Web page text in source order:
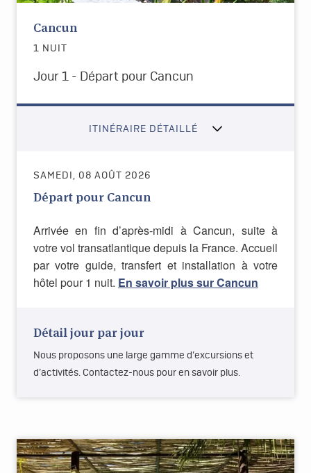
Cancun
1 NUIT
Jour 1 - Départ pour Cancun
ITINÉRAIRE DÉTAILLÉ
SAMEDI, 08 AOÛT 2026
Départ pour Cancun
Arrivée en fin d’après-midi à Cancun, suite à
votre vol transatlantique depuis la France. Accueil
par votre guide, transfert et installation à votre
hôtel pour 1 nuit. En savoir plus sur Cancun
Détail jour par jour
Nous proposons une large gamme d’excursions et
d’activités. Contactez-nous pour en savoir plus.